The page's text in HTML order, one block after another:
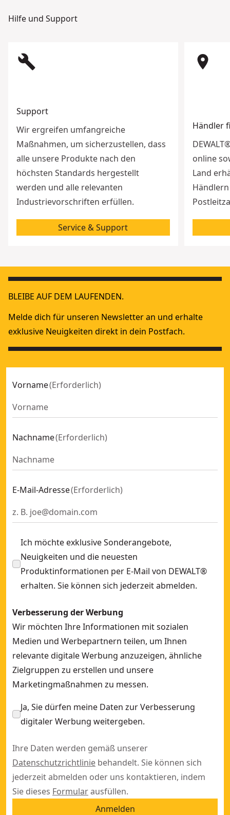
Hilfe und Support
build
Support
Wir ergreifen umfangreiche
Maßnahmen, um sicherzustellen, dass
alle unsere Produkte nach den
höchsten Standards hergestellt
werden und alle relevanten
Industrievorschriften erfüllen.
Service & Support
room
Händler
online
Land
BLEIBE AUF DEM LAUFENDEN.
Melde dich für unseren Newsletter an und erhalte
exklusive Neuigkeiten direkt in dein Postfach.
Vorname(Erforderlich)
Nachname(Erforderlich)
E-Mail-Adresse(Erforderlich)
Ich möchte exklusive Sonderangebote,
Neuigkeiten und die neuesten
Produktinformationen per E-Mail von DEWALT®
erhalten. Sie können sich jederzeit abmelden.
Verbesserung der Werbung
Wir möchten Ihre Informationen mit sozialen
Medien und Werbepartnern teilen, um Ihnen
relevante digitale Werbung anzuzeigen, ähnliche
Zielgruppen zu erstellen und unsere
Marketingmaßnahmen zu messen.
Ja, Sie dürfen meine Daten zur Verbesserung
digitaler Werbung weitergeben.
Ihre Daten werden gemäß unserer
Datenschutzrichtlinie behandelt. Sie können sich
jederzeit abmelden oder uns kontaktieren, indem
Sie dieses Formularausfüllen.
Anmelden